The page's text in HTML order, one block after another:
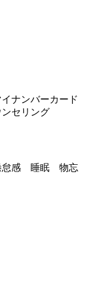
ナンバーカード
セリング
怠感 睡眠 物忘